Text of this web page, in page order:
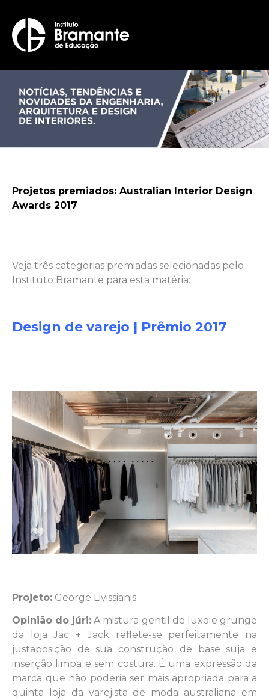
Projetos premiados: Australian Interior Design
Awards 2017
Veja três categorias premiadas selecionadas pelo
Instituto Bramante para esta matéria:
Design de varejo | Prêmio 2017
Projeto: George Livissianis
Opinião do júri: A mistura gentil de luxo e grunge
da loja Jac + Jack reflete-se perfeitamente na
justaposição de sua construção de base suja e
inserção limpa e sem costura. É uma expressão da
marca que não poderia ser mais apropriada para a
quinta loja da varejista de moda australiana em